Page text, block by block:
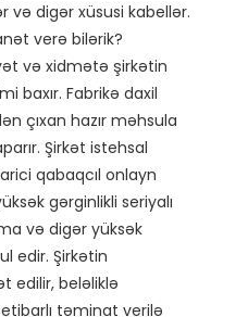
və digər xüsusi kabellər.
verə bilərik?
və xidmətə şirkətin
baxır. Fabrikə daxil
çıxan hazır məhsula
Şirkət istehsal
qabaqcıl onlayn
gərginlikli seriyalı
və digər yüksək
edir. Şirkətin
edilir, beləliklə
etibarlı təminat verilə